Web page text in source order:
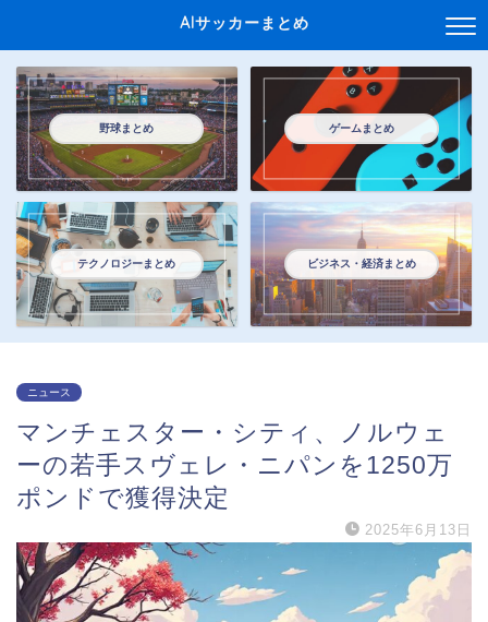
AIサッカーまとめ
野球まとめ ゲームまとめ
テクノロジーまとめ ビジネス・経済まとめ
ニュース
マンチェスター・シティ、ノルウェ
ーの若手スヴェレ・ニパンを1250万
ポンドで獲得決定
2025年6月13日